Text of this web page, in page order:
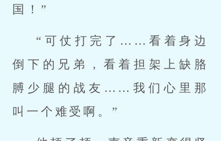
国！”
“可仗打完了……看着身边
倒下的兄弟，看着担架上缺胳
膊少腿的战友……我们心里那
叫一个难受啊。”